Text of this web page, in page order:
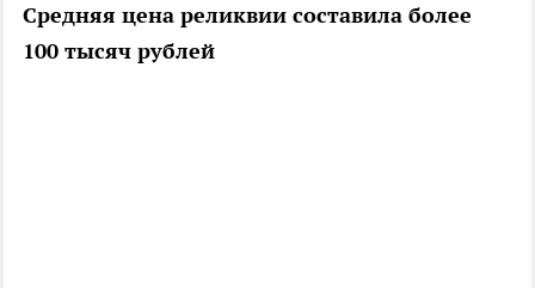
Средняя цена реликвии составила более
100 тысяч рублей